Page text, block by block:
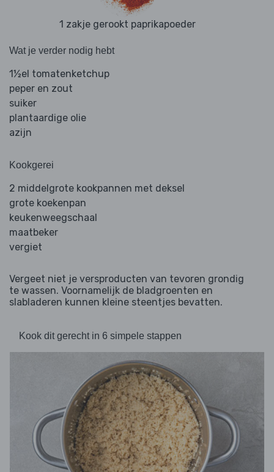
1 zakje gerookt paprikapoeder
Wat je verder nodig hebt
1½el tomatenketchup
peper en zout
suiker
plantaardige olie
azijn
Kookgerei
2 middelgrote kookpannen met deksel
grote koekenpan
keukenweegschaal
maatbeker
vergiet
Vergeet niet je versproducten van tevoren grondig
te wassen. Voornamelijk de bladgroenten en
slabladeren kunnen kleine steentjes bevatten.
Kook dit gerecht in 6 simpele stappen